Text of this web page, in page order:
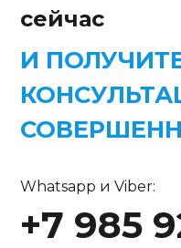
сейчас
И
Whatsapp и Viber:
+7 985